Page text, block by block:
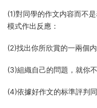
(1)對同學的作文内容而不
模式作出反應：
(2)找出你所欣賞的一兩個内
(3)組織自己的問題，就你
(4)依據好作文的标準評判